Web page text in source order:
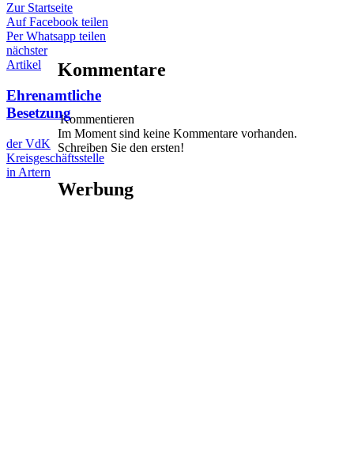
Zur Startseite
Auf Facebook teilen
Per Whatsapp teilen
nächster
Artikel
Ehrenamtliche
Besetzung
der VdK
Kreisgeschäftsstelle
in Artern
Kommentare
Kommentieren
Im Moment sind keine Kommentare vorhanden.
Schreiben Sie den ersten!
Werbung